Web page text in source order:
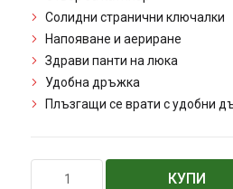
Солидни странични ключалки
Напояване и аериране
Здрави панти на люка
Удобна дръжка
Плъзгащи се врати с удобни
КУПИ